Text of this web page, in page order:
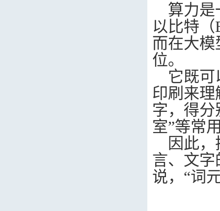
算力是
以比特（
而在大模
位。
它既
印刷来理
字，得
室”等常
因此，
言、文字
说，“词